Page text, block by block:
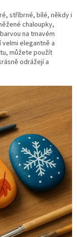
stříbrné, bílé, někdy i
chaloupky,
na tmavém
elegantně a
můžete použít
odrážejí a